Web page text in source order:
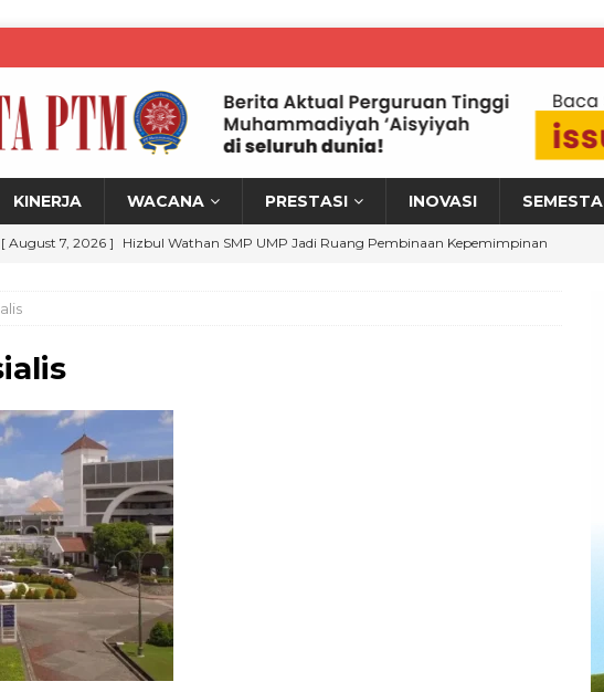
KINERJA WACANA PRESTASI INOVASI SEMESTA
[ August 7, 2026 ] Hizbul Wathan SMP UMP Jadi Ruang Pembinaan Kepemimpinan
[ August 7, 2026 ]
untuk Kemajuan Daerah
Expo 2026
[ August 7, 2026 ] Mahasiswa UMJT Raih Juara 1 Retro Act Challenge, Angkat Iklan
Jadul dengan Sentuhan Gen Z